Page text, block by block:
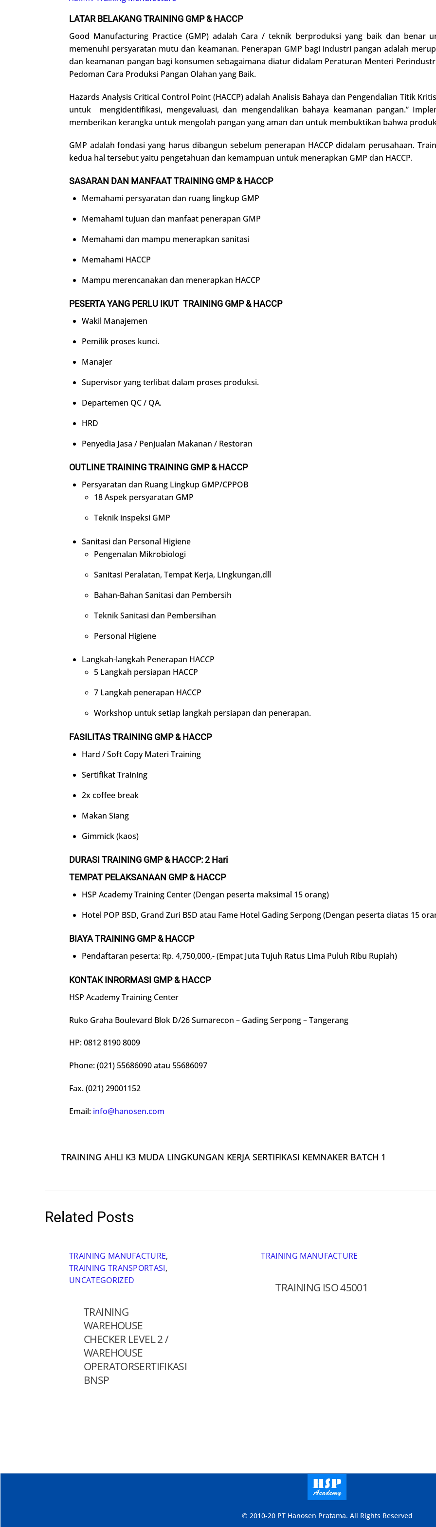
LATAR BELAKANG TRAINING GMP & HACCP
Good Manufacturing Practice (GMP) adalah Cara / teknik berproduksi yang baik dan benar
memenuhi persyaratan mutu dan keamanan. Penerapan GMP bagi industri pangan adalah
dan keamanan pangan bagi konsumen sebagaimana diatur didalam Peraturan Menteri
Pedoman Cara Produksi Pangan Olahan yang Baik.
Hazards Analysis Critical Control Point (HACCP) adalah Analisis Bahaya dan Pengendalian Titik
untuk mengidentifikasi, mengevaluasi, dan mengendalikan bahaya keamanan pangan.”
memberikan kerangka untuk mengolah pangan yang aman dan untuk membuktikan bahwa
GMP adalah fondasi yang harus dibangun sebelum penerapan HACCP didalam perusahaan.
kedua hal tersebut yaitu pengetahuan dan kemampuan untuk menerapkan GMP dan HACCP.
SASARAN DAN MANFAAT TRAINING GMP & HACCP
Memahami persyaratan dan ruang lingkup GMP
Memahami tujuan dan manfaat penerapan GMP
Memahami dan mampu menerapkan sanitasi
Memahami HACCP
Mampu merencanakan dan menerapkan HACCP
PESERTA YANG PERLU IKUT TRAINING GMP & HACCP
Wakil Manajemen
Pemilik proses kunci.
Manajer
Supervisor yang terlibat dalam proses produksi.
Departemen QC / QA.
HRD
Penyedia Jasa / Penjualan Makanan / Restoran
OUTLINE TRAINING TRAINING GMP & HACCP
Persyaratan dan Ruang Lingkup GMP/CPPOB
18 Aspek persyaratan GMP
Teknik inspeksi GMP
Sanitasi dan Personal Higiene
Pengenalan Mikrobiologi
Sanitasi Peralatan, Tempat Kerja, Lingkungan,dll
Bahan-Bahan Sanitasi dan Pembersih
Teknik Sanitasi dan Pembersihan
Personal Higiene
Langkah-langkah Penerapan HACCP
5 Langkah persiapan HACCP
7 Langkah penerapan HACCP
Workshop untuk setiap langkah persiapan dan penerapan.
FASILITAS TRAINING GMP & HACCP
Hard / Soft Copy Materi Training
Sertifikat Training
2x coffee break
Makan Siang
Gimmick (kaos)
DURASI TRAINING GMP & HACCP: 2 Hari
TEMPAT PELAKSANAAN GMP & HACCP
HSP Academy Training Center (Dengan peserta maksimal 15 orang)
Hotel POP BSD, Grand Zuri BSD atau Fame Hotel Gading Serpong (Dengan peserta diatas 15
BIAYA TRAINING GMP & HACCP
Pendaftaran peserta: Rp. 4,750,000,- (Empat Juta Tujuh Ratus Lima Puluh Ribu Rupiah)
KONTAK INRORMASI GMP & HACCP
HSP Academy Training Center
Ruko Graha Boulevard Blok D/26 Sumarecon – Gading Serpong – Tangerang
HP: 0812 8190 8009
Phone: (021) 55686090 atau 55686097
Fax. (021) 29001152
Email: info@hanosen.com
TRAINING AHLI K3 MUDA LINGKUNGAN KERJA SERTIFIKASI KEMNAKER BATCH 1
Related Posts
TRAINING MANUFACTURE,
TRAINING TRANSPORTASI,
UNCATEGORIZED
TRAINING
WAREHOUSE
CHECKER LEVEL 2 /
WAREHOUSE
OPERATORSERTIFIKASI
BNSP
TRAINING MANUFACTURE
TRAINING ISO 45001
© 2010-20 PT Hanosen Pratama. All Rights Reserved